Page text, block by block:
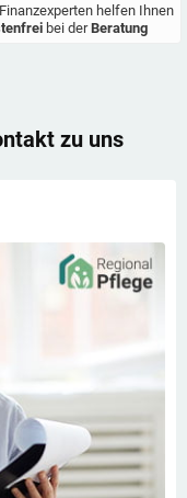
helfen Ihnen
bei derBeratung
zu uns